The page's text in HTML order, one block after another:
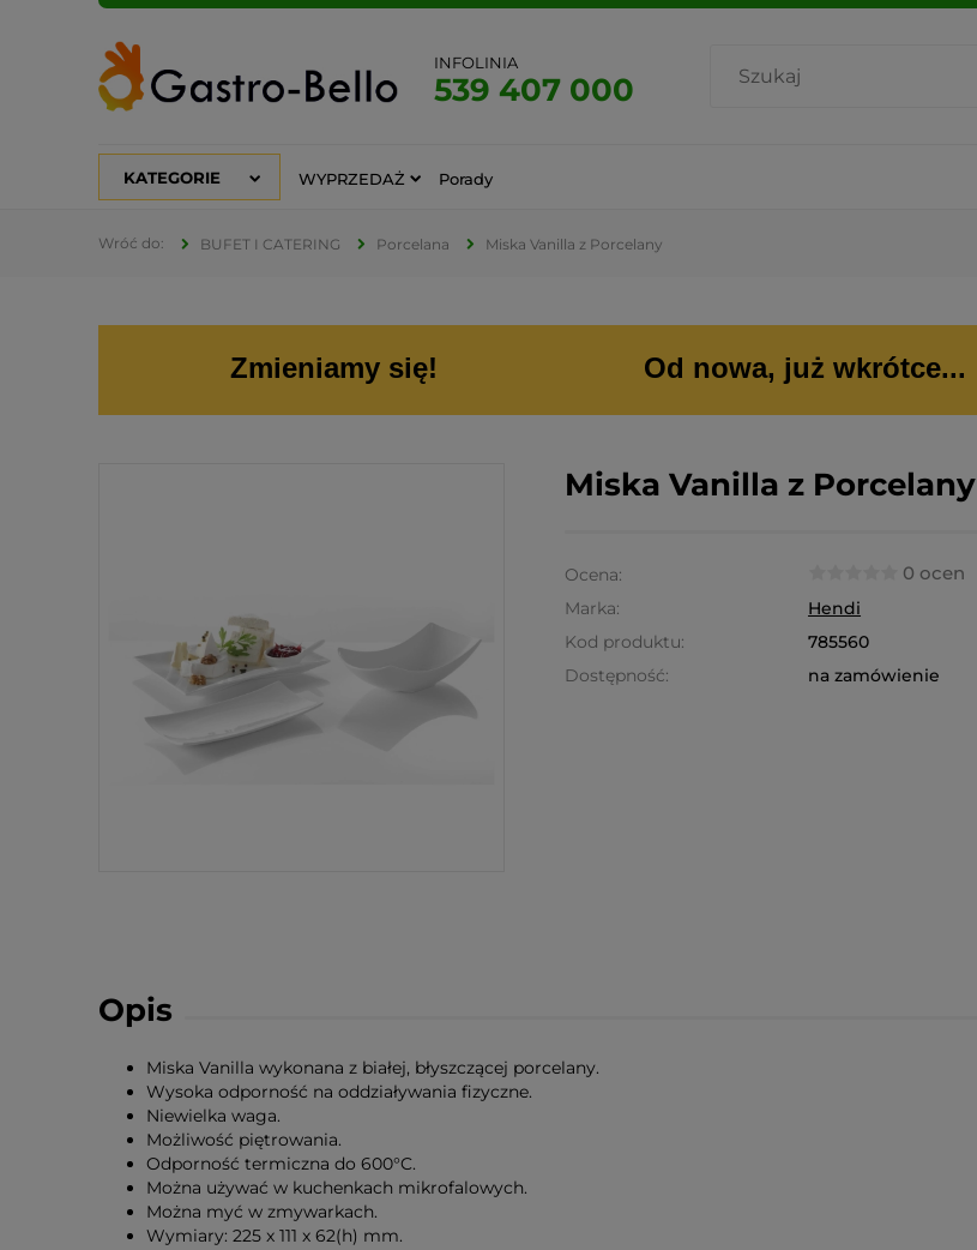
INFOLINIA
539 407 000
KATEGORIE WYPRZEDAŻ Porady
BUFET I CATERING Porcelana Miska Vanilla z Porcelany
Zmieniamy się! Od nowa, już wkrótce...
Miska Vanilla z Porcelany
Ocena: 0 ocen
Marka:
Hendi
Kod produktu:
785560
Dostępność:
na zamówienie
Opis
Miska Vanilla wykonana z białej, błyszczącej porcelany.
Wysoka odporność na oddziaływania fizyczne.
Niewielka waga.
Możliwość piętrowania.
Odporność termiczna do 600°C.
Można używać w kuchenkach mikrofalowych.
Można myć w zmywarkach.
Wymiary: 225 x 111 x 62(h) mm.